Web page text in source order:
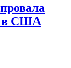
в США